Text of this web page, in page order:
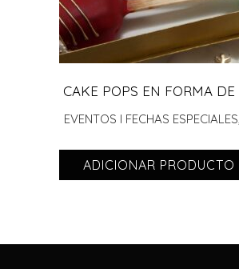
CAKE POPS EN FORMA DE
EVENTOS I FECHAS ESPECIALES,
ADICIONAR PRODUCTO